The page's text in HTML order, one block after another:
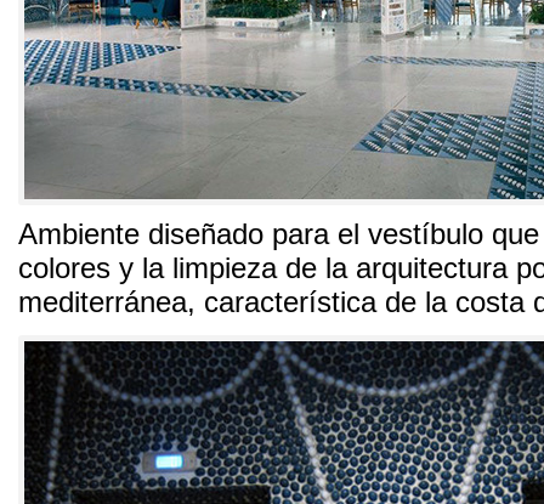
Ambiente diseñado para el vestíbulo
colores y la limpieza de la arquitectura
mediterránea, característica de la costa